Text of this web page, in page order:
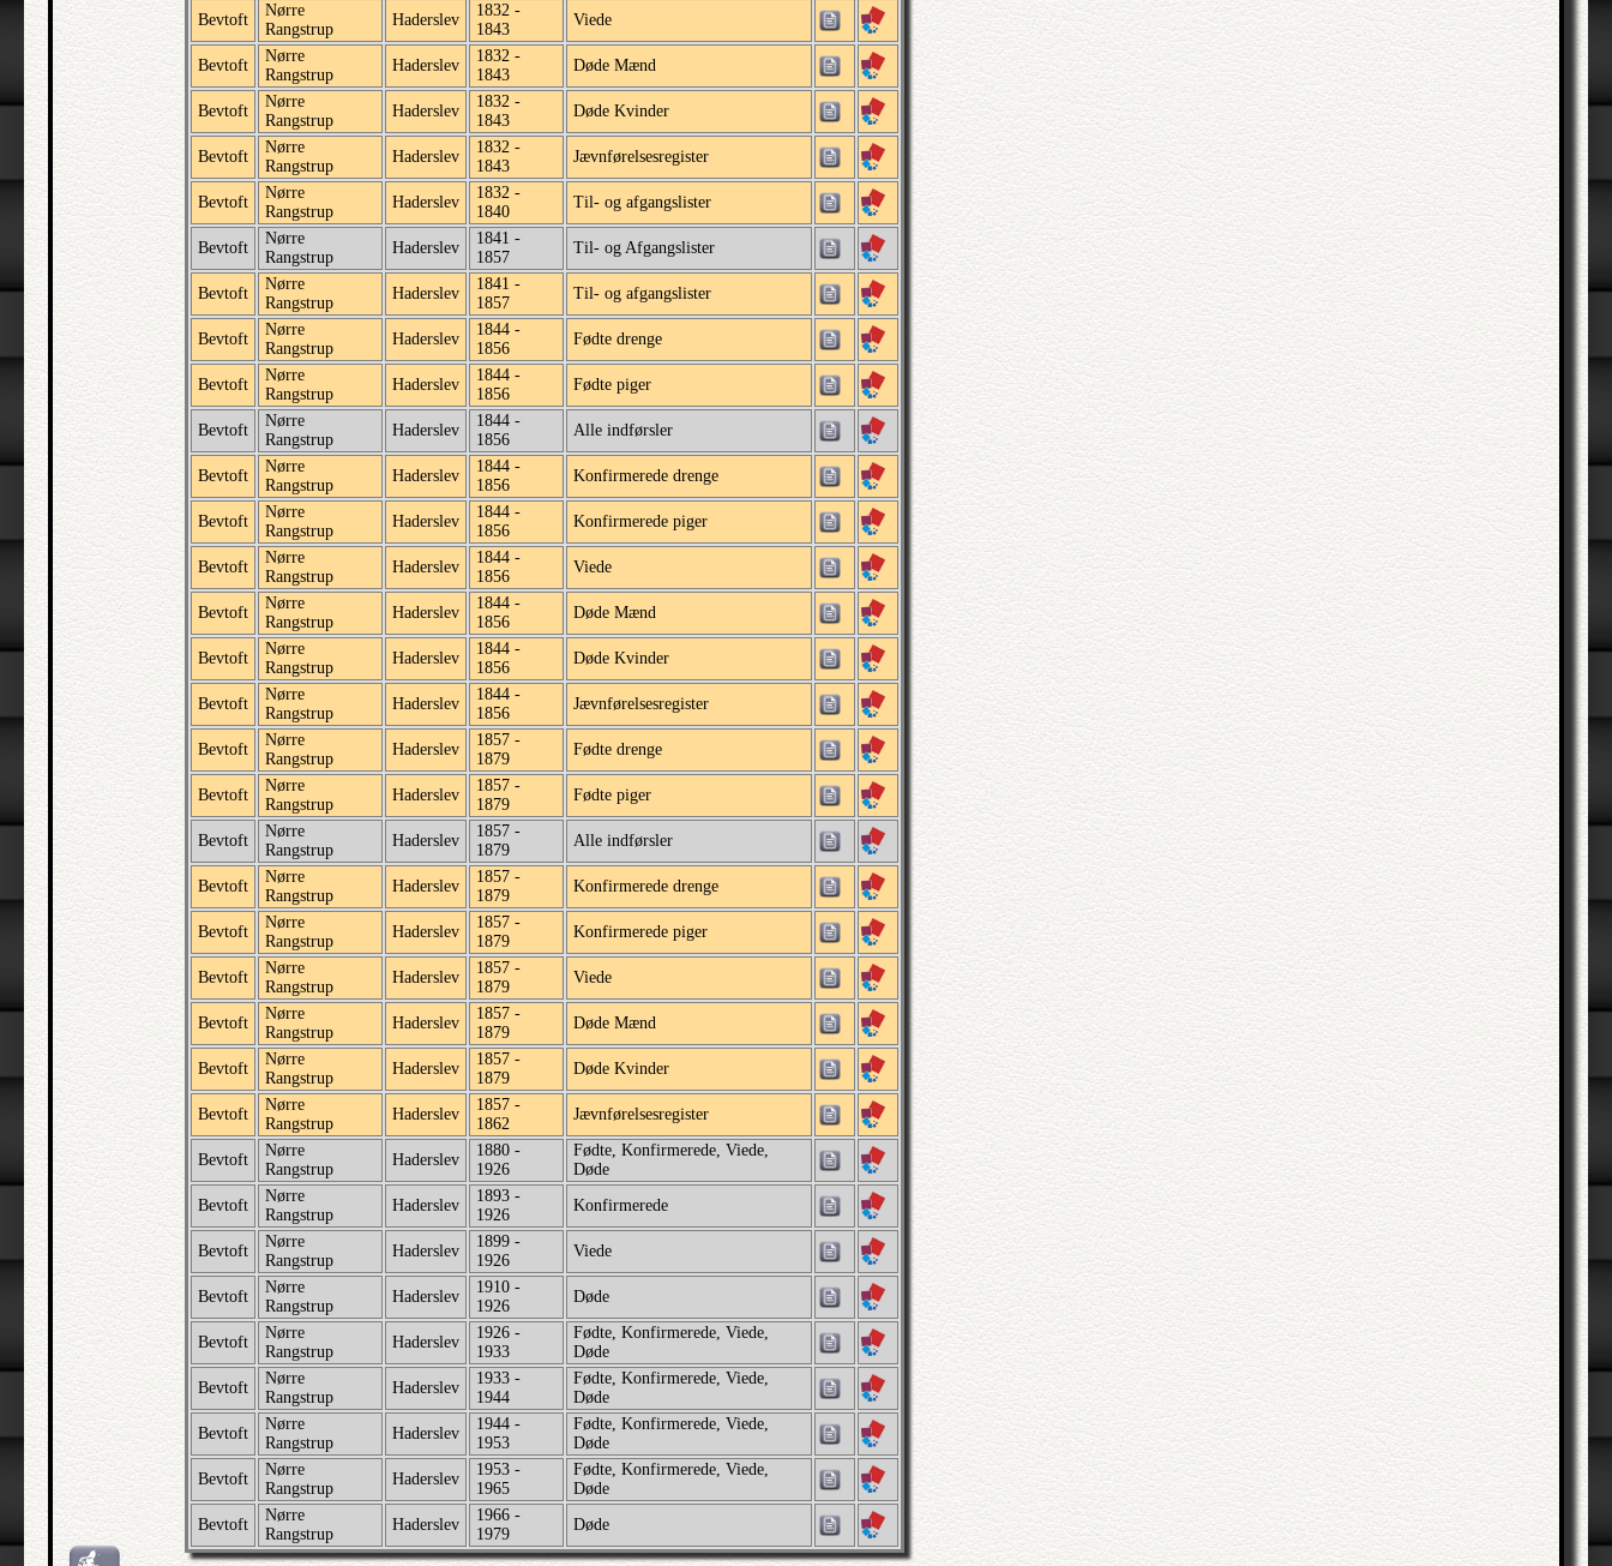
Bevtoft
Nørre
Rangstrup
Haderslev
1832 -
1843
Viede
Bevtoft
Nørre
Rangstrup
Haderslev
1832 -
1843
Døde Mænd
Bevtoft
Nørre
Rangstrup
Haderslev
1832 -
1843
Døde Kvinder
Bevtoft
Nørre
Rangstrup
Haderslev
1832 -
1843
Jævnførelsesregister
Bevtoft
Nørre
Rangstrup
Haderslev
1832 -
1840
Til- og afgangslister
Bevtoft
Nørre
Rangstrup
Haderslev
1841 -
1857
Til- og Afgangslister
Bevtoft
Nørre
Rangstrup
Haderslev
1841 -
1857
Til- og afgangslister
Bevtoft
Nørre
Rangstrup
Haderslev
1844 -
1856
Fødte drenge
Bevtoft
Nørre
Rangstrup
Haderslev
1844 -
1856
Fødte piger
Bevtoft
Nørre
Rangstrup
Haderslev
1844 -
1856
Alle indførsler
Bevtoft
Nørre
Rangstrup
Haderslev
1844 -
1856
Konfirmerede drenge
Bevtoft
Nørre
Rangstrup
Haderslev
1844 -
1856
Konfirmerede piger
Bevtoft
Nørre
Rangstrup
Haderslev
1844 -
1856
Viede
Bevtoft
Nørre
Rangstrup
Haderslev
1844 -
1856
Døde Mænd
Bevtoft
Nørre
Rangstrup
Haderslev
1844 -
1856
Døde Kvinder
Bevtoft
Nørre
Rangstrup
Haderslev
1844 -
1856
Jævnførelsesregister
Bevtoft
Nørre
Rangstrup
Haderslev
1857 -
1879
Fødte drenge
Bevtoft
Nørre
Rangstrup
Haderslev
1857 -
1879
Fødte piger
Bevtoft
Nørre
Rangstrup
Haderslev
1857 -
1879
Alle indførsler
Bevtoft
Nørre
Rangstrup
Haderslev
1857 -
1879
Konfirmerede drenge
Bevtoft
Nørre
Rangstrup
Haderslev
1857 -
1879
Konfirmerede piger
Bevtoft
Nørre
Rangstrup
Haderslev
1857 -
1879
Viede
Bevtoft
Nørre
Rangstrup
Haderslev
1857 -
1879
Døde Mænd
Bevtoft
Nørre
Rangstrup
Haderslev
1857 -
1879
Døde Kvinder
Bevtoft
Nørre
Rangstrup
Haderslev
1857 -
1862
Jævnførelsesregister
Bevtoft
Nørre
Rangstrup
Haderslev
1880 -
1926
Fødte, Konfirmerede, Viede,
Døde
Bevtoft
Nørre
Rangstrup
Haderslev
1893 -
1926
Konfirmerede
Bevtoft
Nørre
Rangstrup
Haderslev
1899 -
1926
Viede
Bevtoft
Nørre
Rangstrup
Haderslev
1910 -
1926
Døde
Bevtoft
Nørre
Rangstrup
Haderslev
1926 -
1933
Fødte, Konfirmerede, Viede,
Døde
Bevtoft
Nørre
Rangstrup
Haderslev
1933 -
1944
Fødte, Konfirmerede, Viede,
Døde
Bevtoft
Nørre
Rangstrup
Haderslev
1944 -
1953
Fødte, Konfirmerede, Viede,
Døde
Bevtoft
Nørre
Rangstrup
Haderslev
1953 -
1965
Fødte, Konfirmerede, Viede,
Døde
Bevtoft
Nørre
Rangstrup
Haderslev
1966 -
1979
Døde